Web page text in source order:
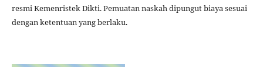
resmi Kemenristek Dikti. Pemuatan naskah dipungut biaya sesuai
dengan ketentuan yang berlaku.